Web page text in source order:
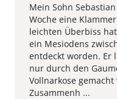
Mein Sohn
Woche eine
leichten Überbiss
ein Mesiodens
entdeckt worden. Er
nur durch den
Vollnarkose
Zusammenh ...